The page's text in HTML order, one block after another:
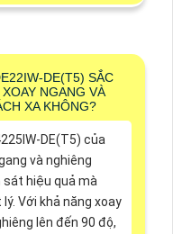
DE(T5) SẮC
NGANG VÀ
XA KHÔNG?
DE(T5) của
và nghiêng
sát hiệu quả mà
Với khả năng xoay
lên đến 90 độ,